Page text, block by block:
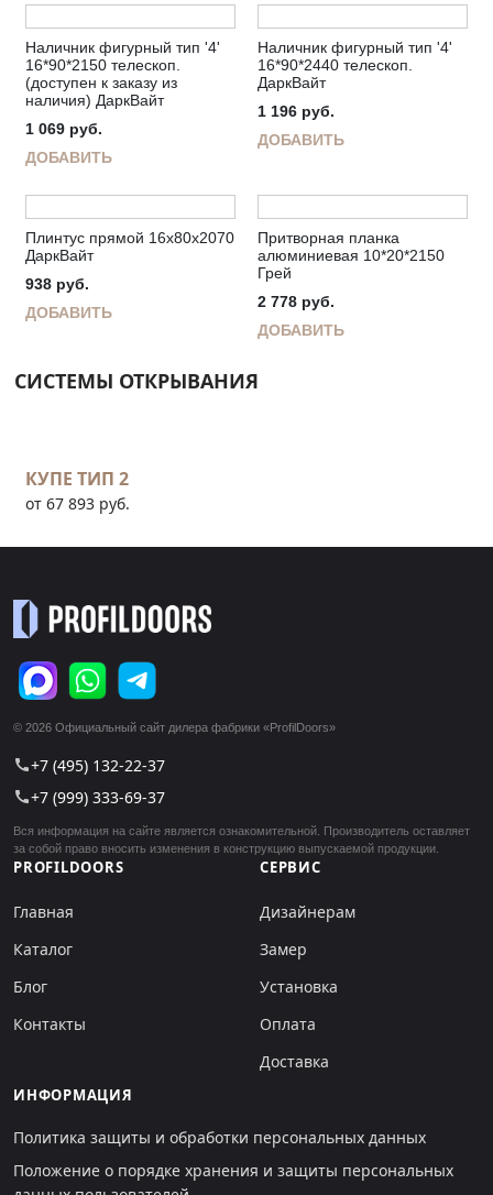
Наличник фигурный тип '4'
16*90*2150 телескоп.
(доступен к заказу из
наличия) ДаркВайт
1 069 руб.
ДОБАВИТЬ
Наличник фигурный тип '4'
16*90*2440 телескоп.
ДаркВайт
1 196 руб.
ДОБАВИТЬ
Плинтус прямой 16х80х2070
ДаркВайт
938 руб.
ДОБАВИТЬ
Притворная планка
алюминиевая 10*20*2150
Грей
2 778 руб.
ДОБАВИТЬ
СИСТЕМЫ ОТКРЫВАНИЯ
КУПЕ ТИП 2
от 67 893 руб.
© 2026 Официальный сайт дилера фабрики «ProfilDoors»
call+7 (495) 132-22-37
call+7 (999) 333-69-37
Вся информация на сайте является ознакомительной. Производитель оставляет
за собой право вносить изменения в конструкцию выпускаемой продукции.
PROFILDOORS
Главная
Каталог
Блог
Контакты
СЕРВИС
Дизайнерам
Замер
Установка
Оплата
Доставка
ИНФОРМАЦИЯ
Политика защиты и обработки персональных данных
Положение о порядке хранения и защиты персональных